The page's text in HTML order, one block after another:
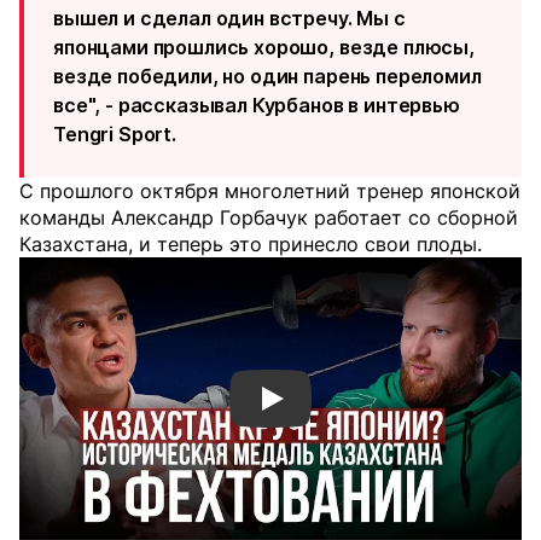
вышел и сделал один встречу. Мы с
японцами прошлись хорошо, везде плюсы,
везде победили, но один парень переломил
все", - рассказывал Курбанов в интервью
Tengri Sport.
С прошлого октября многолетний тренер японской
команды Александр Горбачук работает со сборной
Казахстана, и теперь это принесло свои плоды.
Смотреть видео YouTube